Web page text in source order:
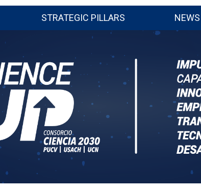
STRATEGIC PILLARS NEWS